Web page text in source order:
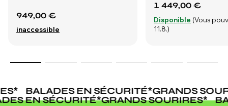
949,00 €
inaccessible
1 449,00 €
Disponible (Vous
11.8.)
* BALADES EN SÉCURITÉ*GRANDS
EN SÉCURITÉ*GRANDS SOURIRES*